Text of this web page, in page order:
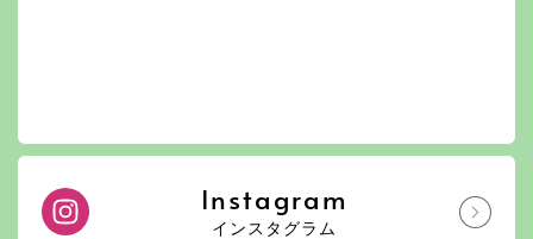
Instagram
インスタグラム